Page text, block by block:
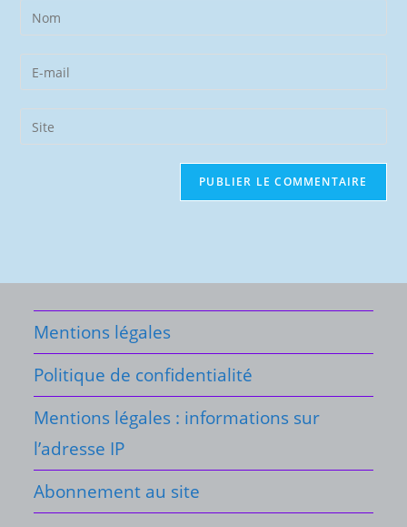
Enter
your
name
comment
Enter
your
email
address
Saisir
l’URL
Mentions légales
Politique de confidentialité
Mentions légales : informations sur
l’adresse IP
Abonnement au site